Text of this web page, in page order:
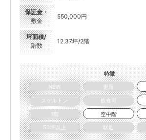
保証金・
敷金
550,000円
坪面積/
階数
12.37坪/2階
特徴
NEW
更新
スケルトン
飲食可
1階
空中階
50坪以上
駅近